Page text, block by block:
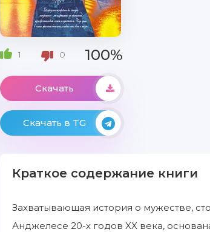
1 0 100%
Скачать
Скачать в TG
Краткое содержание книги
Захватывающая история о мужестве,
Анджелесе 20-х годов XX века,